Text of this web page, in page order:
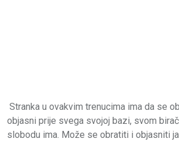
Stranka u ovakvim trenucima ima da se
objasni prije svega svojoj bazi, svom
slobodu ima. Može se obratiti i objasniti